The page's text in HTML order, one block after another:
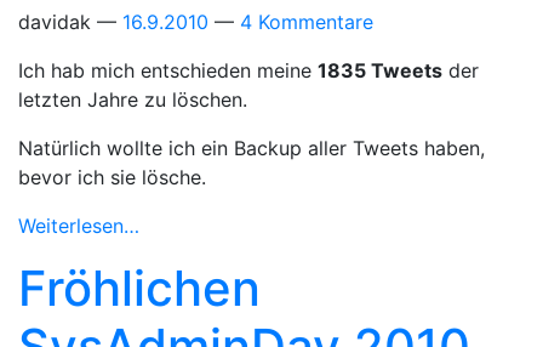
davidak 16.9.2010
4 Kommentare
Ich hab mich entschieden meine 1835 Tweets der
letzten Jahre zu löschen.
Natürlich wollte ich ein Backup aller Tweets haben,
bevor ich sie lösche.
Weiterlesen…
Fröhlichen